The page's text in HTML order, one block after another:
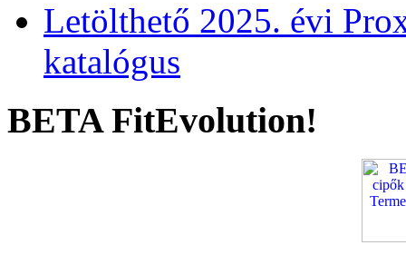
Letölthető 2025. évi
katalógus
BETA FitEvolution!